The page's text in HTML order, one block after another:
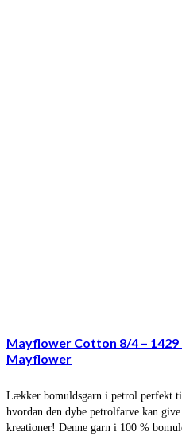
Mayflower Cotton 8/4 –
Mayflower
Lækker bomuldsgarn i petrol perfekt
hvordan den dybe petrolfarve kan
kreationer! Denne garn i 100 %